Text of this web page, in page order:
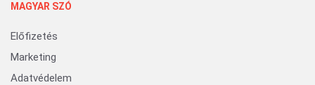
MAGYAR SZÓ
Előfizetés
Marketing
Adatvédelem